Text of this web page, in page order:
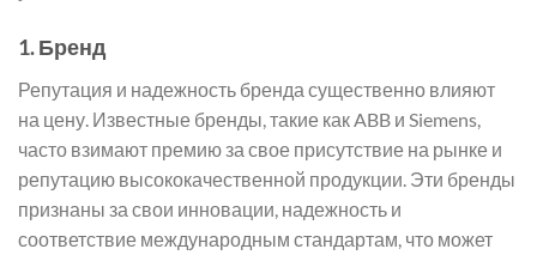
1.Бренд
Репутация и надежность бренда существенно влияют
на цену. Известные бренды, такие как ABB и Siemens,
часто взимают премию за свое присутствие на рынке и
репутацию высококачественной продукции. Эти бренды
признаны за свои инновации, надежность и
соответствие международным стандартам, что может